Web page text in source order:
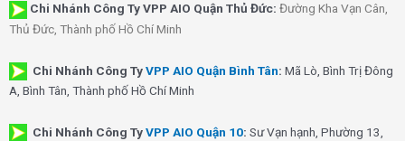
Chi Nhánh Công Ty VPP AIO Quận Thủ Đức: Đường Kha Vạn Cân,
Thủ Đức, Thành phố Hồ Chí Minh
Chi Nhánh Công TyVPP AIO Quận Bình Tân: Mã Lò, Bình Trị Đông
A, Bình Tân, Thành phố Hồ Chí Minh
Chi Nhánh Công TyVPP AIO Quận 10: Sư Vạn hạnh, Phường 13,